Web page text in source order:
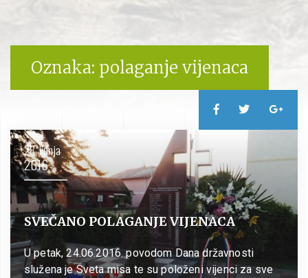
Oznaka: polaganje vijenaca
28. lipnja
2016
SVEČANO POLAGANJE VIJENACA
U petak, 24.06.2016. povodom Dana državnosti
služena je Sveta misa te su položeni vijenci za sve